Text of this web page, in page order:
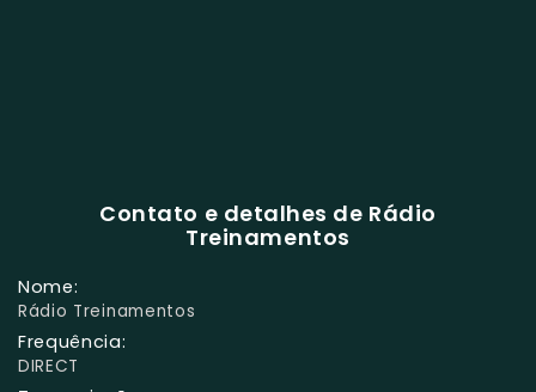
Contato e detalhes de Rádio
Treinamentos
Nome:
Rádio Treinamentos
Frequência:
DIRECT